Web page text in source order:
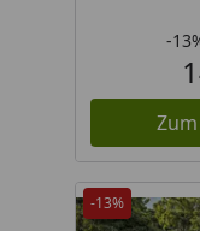
-
-13%